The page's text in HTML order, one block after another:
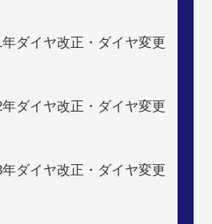
ダイヤ改正・ダイヤ変更
ダイヤ改正・ダイヤ変更
ダイヤ改正・ダイヤ変更